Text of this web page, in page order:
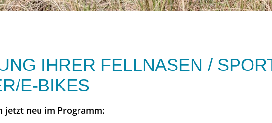
IHRER FELLNASEN /
E-BIKES
jetzt neu im Programm: